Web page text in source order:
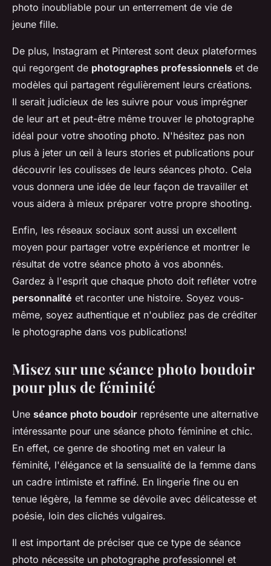
photo inoubliable pour un enterrement de vie de
jeune fille.
De plus, Instagram et Pinterest sont deux plateformes
qui regorgent de photographes professionnels et de
modèles qui partagent régulièrement leurs créations.
Il serait judicieux de les suivre pour vous imprégner
de leur art et peut-être même trouver le photographe
idéal pour votre shooting photo. N'hésitez pas non
plus à jeter un œil à leurs stories et publications pour
découvrir les coulisses de leurs séances photo. Cela
vous donnera une idée de leur façon de travailler et
vous aidera à mieux préparer votre propre shooting.
Enfin, les réseaux sociaux sont aussi un excellent
moyen pour partager votre expérience et montrer le
résultat de votre séance photo à vos abonnés.
Gardez à l'esprit que chaque photo doit refléter votre
personnalité et raconter une histoire. Soyez vous-
même, soyez authentique et n'oubliez pas de créditer
le photographe dans vos publications!
Misez sur une séance photo boudoir
pour plus de féminité
Une séance photo boudoir représente une alternative
intéressante pour une séance photo féminine et chic.
En effet, ce genre de shooting met en valeur la
féminité, l'élégance et la sensualité de la femme dans
un cadre intimiste et raffiné. En lingerie fine ou en
tenue légère, la femme se dévoile avec délicatesse et
poésie, loin des clichés vulgaires.
Il est important de préciser que ce type de séance
photo nécessite un photographe professionnel et